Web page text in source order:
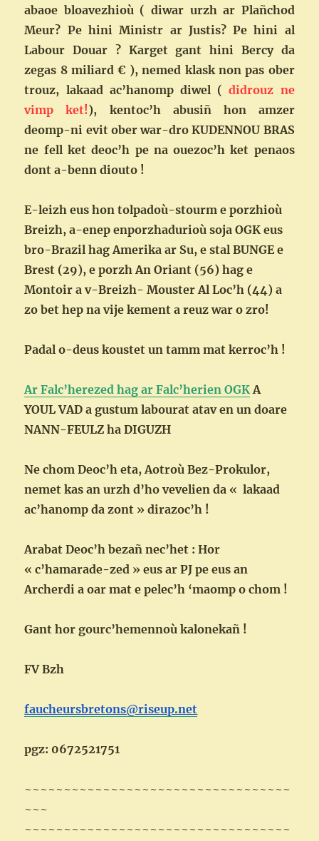
abaoe bloavezhioù ( diwar urzh ar Plañchod
Meur? Pe hini Ministr ar Justis? Pe hini al
Labour Douar ? Karget gant hini Bercy da
zegas 8 miliard € ), nemed klask non pas ober
trouz, lakaad ac’hanomp diwel (didrouz ne
vimp ket!), kentoc’h abusiñ hon amzer
deomp-ni evit ober war-dro KUDENNOU BRAS
ne fell ket deoc’h pe na ouezoc’h ket penaos
dont a-benn diouto !
E-leizh eus hon tolpadoù-stourm e porzhioù
Breizh, a-enep enporzhadurioù soja OGK eus
bro-Brazil hag Amerika ar Su, e stal BUNGE e
Brest (29), e porzh An Oriant (56) hag e
Montoir a v-Breizh- Mouster Al Loc’h (44) a
zo bet hep na vije kement a reuz war o zro!
Padal o-deus koustet un tamm mat kerroc’h !
Ar Falc’herezed hag ar Falc’herien OGKA
YOUL VAD a gustum labourat atav en un doare
NANN-FEULZ ha DIGUZH
Ne chom Deoc’h eta, Aotroù Bez-Prokulor,
nemet kas an urzh d’ho vevelien da « lakaad
ac’hanomp da zont » dirazoc’h !
Arabat Deoc’h bezañ nec’het : Hor
« c’hamarade-zed » eus ar PJ pe eus an
Archerdi a oar mat e pelec’h ‘maomp o chom !
Gant hor gourc’hemennoù kalonekañ !
FV Bzh
faucheursbretons@riseup.net
pgz: 0672521751
~~~~~~~~~~~~~~~~~~~~~~~~~~~~~~~~~~
~~~
~~~~~~~~~~~~~~~~~~~~~~~~~~~~~~~~~~